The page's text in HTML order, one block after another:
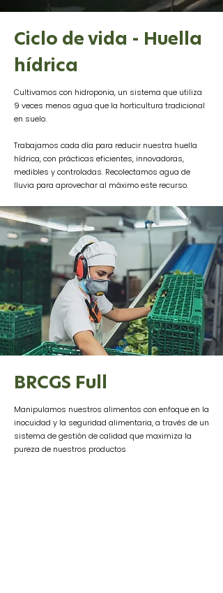
Ciclo de vida - Huella
hídrica
Cultivamos con hidroponia, un sistema que utiliza
9 veces menos agua que la horticultura tradicional
en suelo.
Trabajamos cada día para reducir nuestra huella
hídrica, con prácticas eficientes, innovadoras,
medibles y controladas. Recolectamos agua de
lluvia para aprovechar al máximo este recurso.
BRCGS Full
Manipulamos nuestros alimentos con enfoque en la
inocuidad y la seguridad alimentaria, a través de un
sistema de gestión de calidad que maximiza la
pureza de nuestros productos